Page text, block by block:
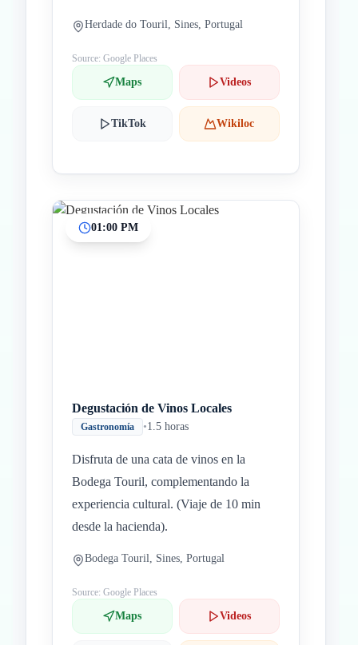
Herdade do Touril, Sines, Portugal
Source: Google Places
Maps Videos
TikTok Wikiloc
01:00 PM
Degustación de Vinos Locales
Gastronomía •1.5 horas
Disfruta de una cata de vinos en la
Bodega Touril, complementando la
experiencia cultural. (Viaje de 10 min
desde la hacienda).
Bodega Touril, Sines, Portugal
Source: Google Places
Maps Videos